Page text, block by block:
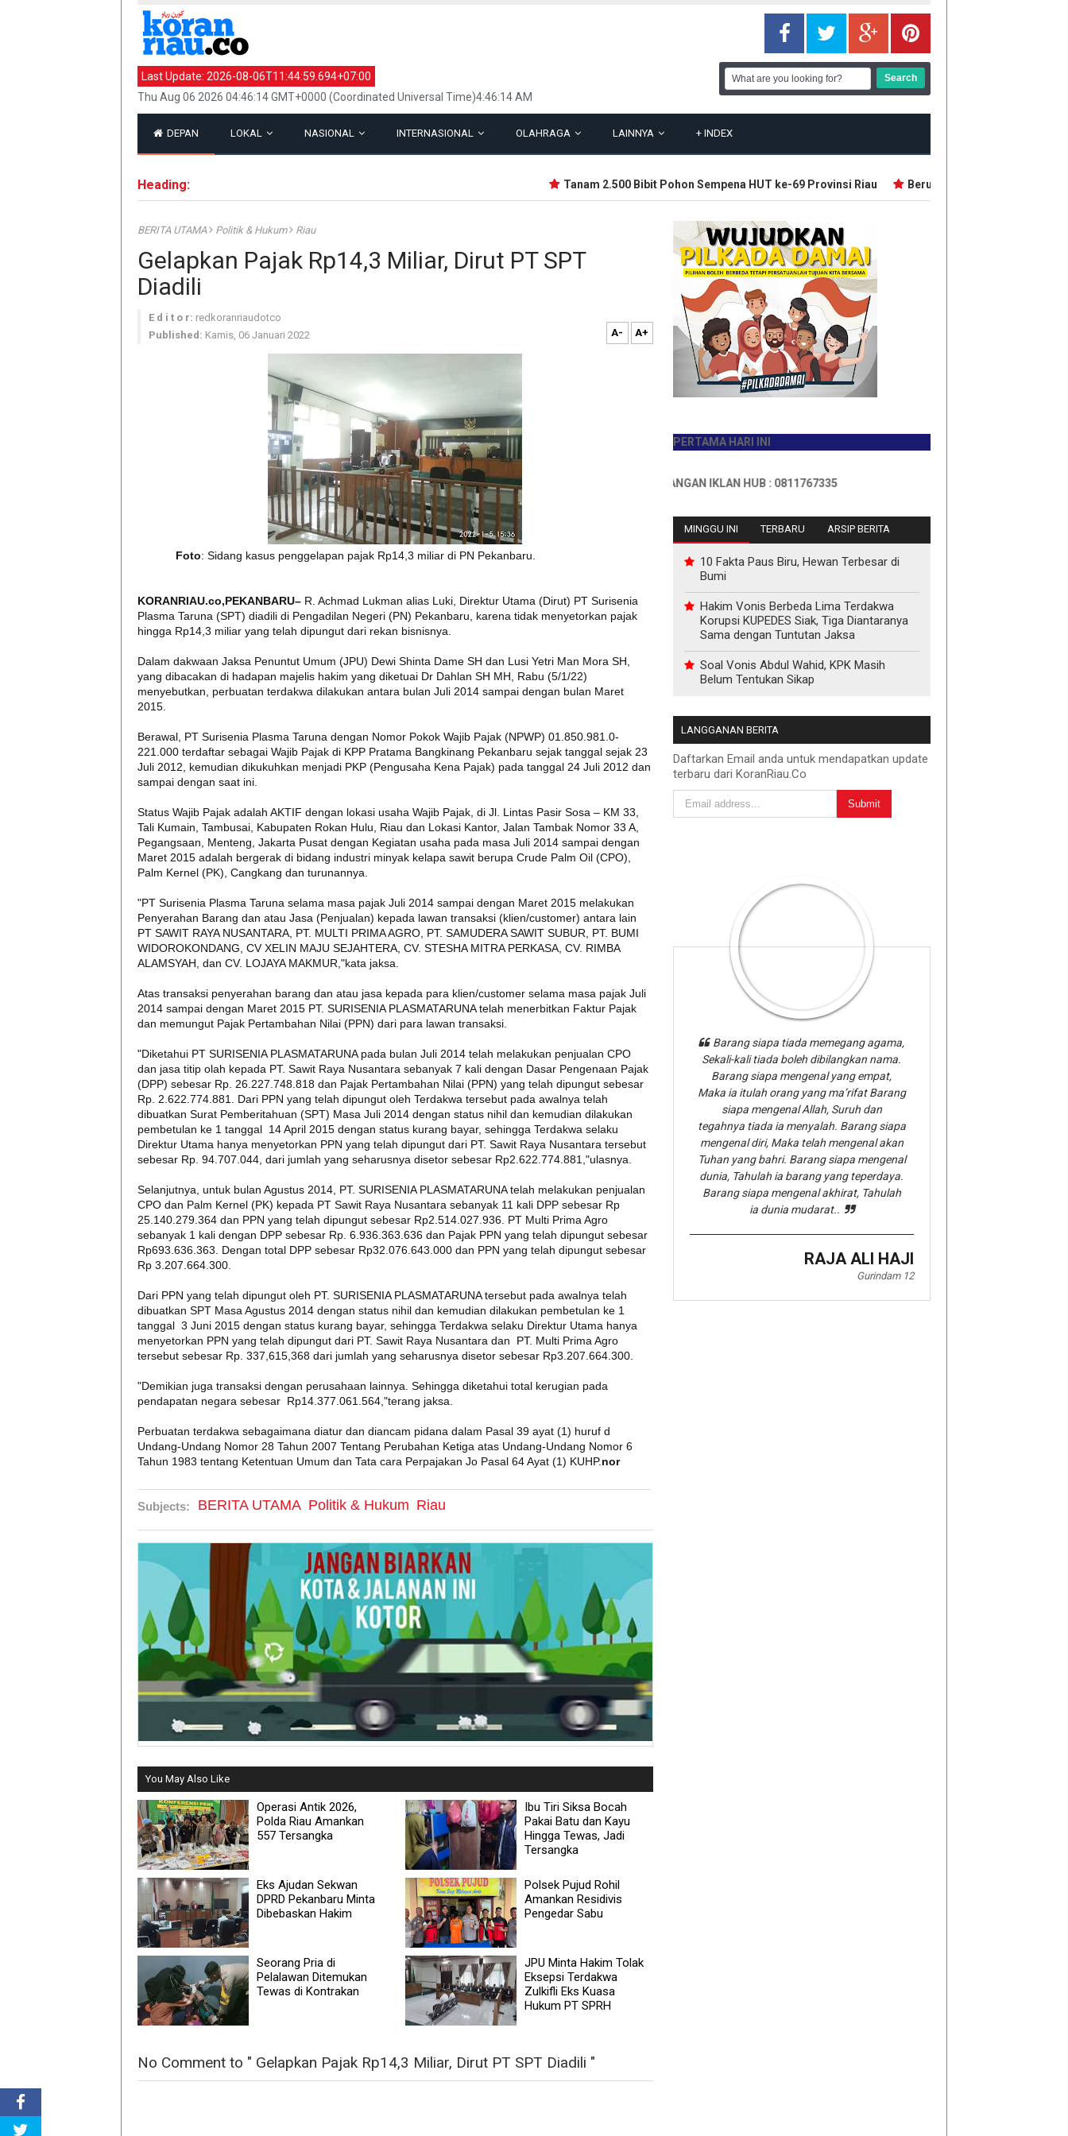
Last Update: 2026-08-06T11:44:59.694+07:00
Thu Aug 06 2026 04:46:14 GMT+0000 (Coordinated Universal Time)4:46:14 AM
DEPAN LOKAL NASIONAL INTERNASIONAL OLAHRAGA LAINNYA + INDEX
Heading: Tanam 2.500 Bibit Pohon Sempena HUT ke-69 Provinsi Riau Beruang Serang Petani Karet di
BERITA UTAMA Politik & Hukum Riau
Gelapkan Pajak Rp14,3 Miliar, Dirut PT SPT
Diadili
E d i t o r: redkoranriaudotco
Published: Kamis, 06 Januari 2022 A- A+
Foto: Sidang kasus penggelapan pajak Rp14,3 miliar di PN Pekanbaru.
KORANRIAU.co,PEKANBARU– R. Achmad Lukman alias Luki, Direktur Utama (Dirut) PT Surisenia
Plasma Taruna (SPT) diadili di Pengadilan Negeri (PN) Pekanbaru, karena tidak menyetorkan pajak
hingga Rp14,3 miliar yang telah dipungut dari rekan bisnisnya.
Dalam dakwaan Jaksa Penuntut Umum (JPU) Dewi Shinta Dame SH dan Lusi Yetri Man Mora SH,
yang dibacakan di hadapan majelis hakim yang diketuai Dr Dahlan SH MH, Rabu (5/1/22)
menyebutkan, perbuatan terdakwa dilakukan antara bulan Juli 2014 sampai dengan bulan Maret
2015.
Berawal, PT Surisenia Plasma Taruna dengan Nomor Pokok Wajib Pajak (NPWP) 01.850.981.0-
221.000 terdaftar sebagai Wajib Pajak di KPP Pratama Bangkinang Pekanbaru sejak tanggal sejak 23
Juli 2012, kemudian dikukuhkan menjadi PKP (Pengusaha Kena Pajak) pada tanggal 24 Juli 2012 dan
sampai dengan saat ini.
Status Wajib Pajak adalah AKTIF dengan lokasi usaha Wajib Pajak, di Jl. Lintas Pasir Sosa – KM 33,
Tali Kumain, Tambusai, Kabupaten Rokan Hulu, Riau dan Lokasi Kantor, Jalan Tambak Nomor 33 A,
Pegangsaan, Menteng, Jakarta Pusat dengan Kegiatan usaha pada masa Juli 2014 sampai dengan
Maret 2015 adalah bergerak di bidang industri minyak kelapa sawit berupa Crude Palm Oil (CPO),
Palm Kernel (PK), Cangkang dan turunannya.
"PT Surisenia Plasma Taruna selama masa pajak Juli 2014 sampai dengan Maret 2015 melakukan
Penyerahan Barang dan atau Jasa (Penjualan) kepada lawan transaksi (klien/customer) antara lain
PT SAWIT RAYA NUSANTARA, PT. MULTI PRIMA AGRO, PT. SAMUDERA SAWIT SUBUR, PT. BUMI
WIDOROKONDANG, CV XELIN MAJU SEJAHTERA, CV. STESHA MITRA PERKASA, CV. RIMBA
ALAMSYAH, dan CV. LOJAYA MAKMUR,"kata jaksa.
Atas transaksi penyerahan barang dan atau jasa kepada para klien/customer selama masa pajak Juli
2014 sampai dengan Maret 2015 PT. SURISENIA PLASMATARUNA telah menerbitkan Faktur Pajak
dan memungut Pajak Pertambahan Nilai (PPN) dari para lawan transaksi.
"Diketahui PT SURISENIA PLASMATARUNA pada bulan Juli 2014 telah melakukan penjualan CPO
dan jasa titip olah kepada PT. Sawit Raya Nusantara sebanyak 7 kali dengan Dasar Pengenaan Pajak
(DPP) sebesar Rp. 26.227.748.818 dan Pajak Pertambahan Nilai (PPN) yang telah dipungut sebesar
Rp. 2.622.774.881. Dari PPN yang telah dipungut oleh Terdakwa tersebut pada awalnya telah
dibuatkan Surat Pemberitahuan (SPT) Masa Juli 2014 dengan status nihil dan kemudian dilakukan
pembetulan ke 1 tanggal 14 April 2015 dengan status kurang bayar, sehingga Terdakwa selaku
Direktur Utama hanya menyetorkan PPN yang telah dipungut dari PT. Sawit Raya Nusantara tersebut
sebesar Rp. 94.707.044, dari jumlah yang seharusnya disetor sebesar Rp2.622.774.881,"ulasnya.
Selanjutnya, untuk bulan Agustus 2014, PT. SURISENIA PLASMATARUNA telah melakukan penjualan
CPO dan Palm Kernel (PK) kepada PT Sawit Raya Nusantara sebanyak 11 kali DPP sebesar Rp
25.140.279.364 dan PPN yang telah dipungut sebesar Rp2.514.027.936. PT Multi Prima Agro
sebanyak 1 kali dengan DPP sebesar Rp. 6.936.363.636 dan Pajak PPN yang telah dipungut sebesar
Rp693.636.363. Dengan total DPP sebesar Rp32.076.643.000 dan PPN yang telah dipungut sebesar
Rp 3.207.664.300.
Dari PPN yang telah dipungut oleh PT. SURISENIA PLASMATARUNA tersebut pada awalnya telah
dibuatkan SPT Masa Agustus 2014 dengan status nihil dan kemudian dilakukan pembetulan ke 1
tanggal 3 Juni 2015 dengan status kurang bayar, sehingga Terdakwa selaku Direktur Utama hanya
menyetorkan PPN yang telah dipungut dari PT. Sawit Raya Nusantara dan PT. Multi Prima Agro
tersebut sebesar Rp. 337,615,368 dari jumlah yang seharusnya disetor sebesar Rp3.207.664.300.
"Demikian juga transaksi dengan perusahaan lainnya. Sehingga diketahui total kerugian pada
pendapatan negara sebesar Rp14.377.061.564,"terang jaksa.
Perbuatan terdakwa sebagaimana diatur dan diancam pidana dalam Pasal 39 ayat (1) huruf d
Undang-Undang Nomor 28 Tahun 2007 Tentang Perubahan Ketiga atas Undang-Undang Nomor 6
Tahun 1983 tentang Ketentuan Umum dan Tata cara Perpajakan Jo Pasal 64 Ayat (1) KUHP.nor
Subjects: BERITA UTAMA Politik & Hukum Riau
You May Also Like
Operasi Antik 2026,
Polda Riau Amankan
557 Tersangka
Ibu Tiri Siksa Bocah
Pakai Batu dan Kayu
Hingga Tewas, Jadi
Tersangka
Eks Ajudan Sekwan
DPRD Pekanbaru Minta
Dibebaskan Hakim
Polsek Pujud Rohil
Amankan Residivis
Pengedar Sabu
Seorang Pria di
Pelalawan Ditemukan
Tewas di Kontrakan
JPU Minta Hakim Tolak
Eksepsi Terdakwa
Zulkifli Eks Kuasa
Hukum PT SPRH
No Comment to " Gelapkan Pajak Rp14,3 Miliar, Dirut PT SPT Diadili "
JADILAH PEMBACA PERTAMA HARI INI
INFO PEMASANGAN IKLAN HUB : 0811767335
MINGGU INI TERBARU ARSIP BERITA
10 Fakta Paus Biru, Hewan Terbesar di
Bumi
Hakim Vonis Berbeda Lima Terdakwa
Korupsi KUPEDES Siak, Tiga Diantaranya
Sama dengan Tuntutan Jaksa
Soal Vonis Abdul Wahid, KPK Masih
Belum Tentukan Sikap
LANGGANAN BERITA
Daftarkan Email anda untuk mendapatkan update
terbaru dari KoranRiau.Co
Barang siapa tiada memegang agama,
Sekali-kali tiada boleh dibilangkan nama.
Barang siapa mengenal yang empat,
Maka ia itulah orang yang ma’rifat Barang
siapa mengenal Allah, Suruh dan
tegahnya tiada ia menyalah. Barang siapa
mengenal diri, Maka telah mengenal akan
Tuhan yang bahri. Barang siapa mengenal
dunia, Tahulah ia barang yang teperdaya.
Barang siapa mengenal akhirat, Tahulah
ia dunia mudarat..
RAJA ALI HAJI
Gurindam 12